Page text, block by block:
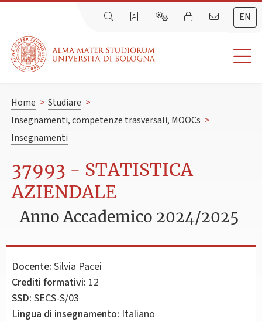
EN
Home > Studiare >
Insegnamenti, competenze trasversali, MOOCs >
Insegnamenti
37993 - STATISTICA
AZIENDALE
Anno Accademico 2024/2025
Docente: Silvia Pacei
Crediti formativi: 12
SSD: SECS-S/03
Lingua di insegnamento: Italiano